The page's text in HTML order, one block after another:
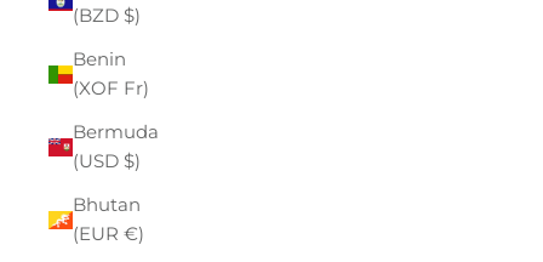
(BZD $)
Benin
(XOF Fr)
Bermuda
(USD $)
Bhutan
(EUR €)